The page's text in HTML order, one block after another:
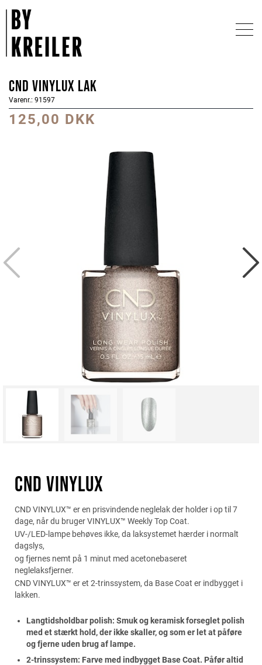
CND Vinylux Lak
Varenr.: 91597
125,00 DKK
CND VINYLUX
CND VINYLUX™ er en prisvindende neglelak der holder i op til 7
dage, når du bruger VINYLUX™ Weekly Top Coat.
UV-/LED-lampe behøves ikke, da laksystemet hærder i normalt
dagslys,
og fjernes nemt på 1 minut med acetonebaseret
neglelaksfjerner.
CND VINYLUX™ er et 2-trinssystem, da Base Coat er indbygget i
lakken.
Langtidsholdbar polish: Smuk og keramisk forseglet polish
med et stærkt hold, der ikke skaller, og som er let at påføre
og fjerne uden brug af lampe.
2-trinssystem: Farve med indbygget Base Coat. Påfør altid